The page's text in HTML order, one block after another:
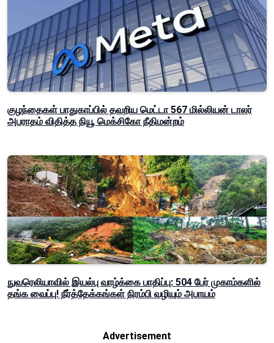
குழந்தைகள் பாதுகாப்பில் தவறிய மெட்டா 567 மில்லியன் டாலர்
அபராதம் விதித்த நியூ மெக்சிகோ நீதிமன்றம்
நுவரெலியாவில் இயல்பு வாழ்க்கை பாதிப்பு: 504 பேர் முகாம்களில்
தங்க வைப்பு! நீர்த்தேக்கங்கள் நிரம்பி வழியும் அபாயம்
Advertisement